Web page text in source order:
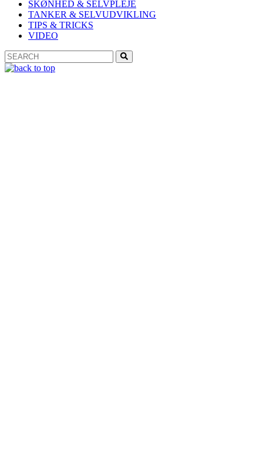
SKØNHED & SELVPLEJE
TANKER & SELVUDVIKLING
TIPS & TRICKS
VIDEO
Search
for: